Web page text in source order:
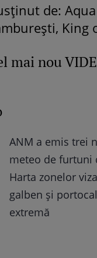
de:
King
mai nou
ANM a emis trei
meteo de furtuni
Harta zonelor
galben și
extremă